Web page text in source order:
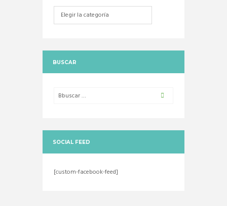
Categorias
BUSCAR
SOCIAL FEED
[custom-facebook-feed]